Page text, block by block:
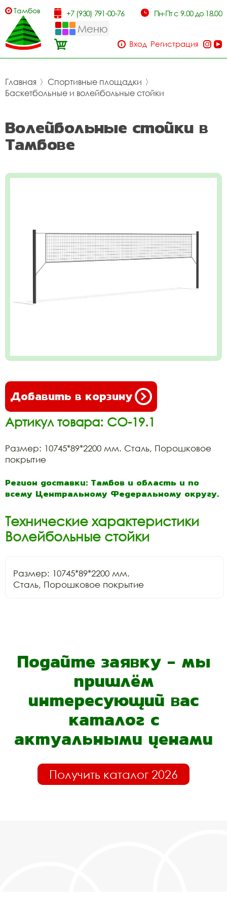
Тамбов +7 (930) 791-00-76 Пн-Пт с 9.00 до 18.00
Меню
Вход Регистрация
Главная 〉 Спортивные площадки 〉
Баскетбольные и волейбольные стойки
Волейбольные стойки в
Тамбове
Добавить в корзину
Артикул товара: СО-19.1
Размер: 10745*89*2200 мм. Сталь, Порошковое
покрытие
Регион доставки: Тамбов и область и по
всему Центральному Федеральному округу.
Технические характеристики
Волейбольные стойки
Размер: 10745*89*2200 мм.
Сталь, Порошковое покрытие
Подайте заявку - мы
пришлём
интересующий вас
каталог с
актуальными ценами
Получить каталог 2026